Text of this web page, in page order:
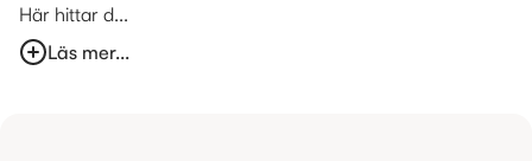
Här hittar d...
Läs mer...